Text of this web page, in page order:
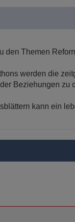
den Themen
werden die
Beziehungen
kann ein